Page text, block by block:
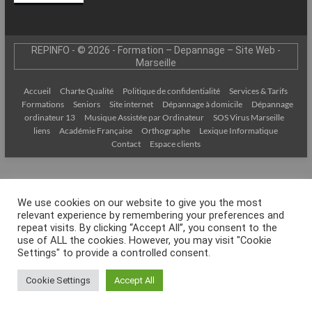
l’Informatique
Expliquée
Simplement
REPINFO - © 2026 - Formation – Depannage – Site Web -
Marseille
Accueil Charte Qualité Politique de confidentialité
Services & Tarifs
Formations
Seniors Site internet Dépannage à domicile
Dépannage
ordinateur 13
Musique Assistée par Ordinateur
SOS Virus Marseille
liens
Académie Française Orthographe
Lexique Informatique
Contact
Espace clients
We use cookies on our website to give you the most
relevant experience by remembering your preferences and
repeat visits. By clicking “Accept All”, you consent to the
use of ALL the cookies. However, you may visit "Cookie
Settings" to provide a controlled consent.
Cookie Settings Accept All